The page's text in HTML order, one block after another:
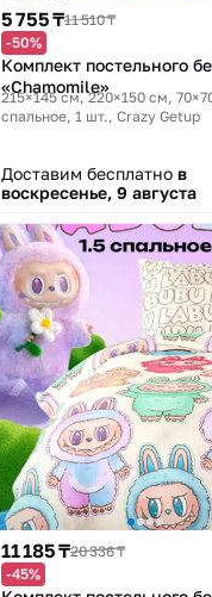
5 755 ₸11 510 ₸
-50%
Комплект постельного
«Chamomile»
215×145 см, 220×150 см,
спальное, 1 шт. Crazy Getup
Доставим бесплатно в
воскресенье, 9 августа
11 185 ₸20 336 ₸
-45%